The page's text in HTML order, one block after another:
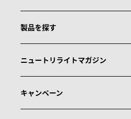
製品を探す
ニュートリライトマガジン
キャンペーン